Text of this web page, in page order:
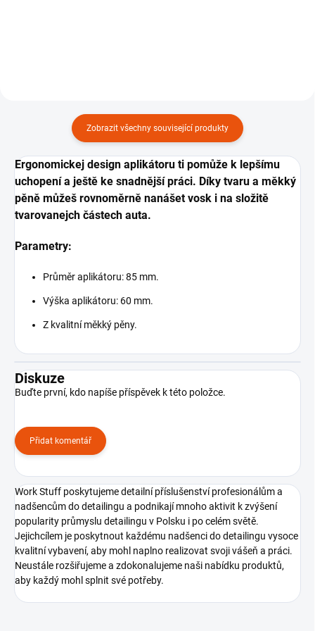
Zobrazit všechny související produkty
Ergonomickej design aplikátoru ti pomůže k lepšímu
uchopení a ještě ke snadnější práci. Díky tvaru a měkký
pěně můžeš rovnoměrně nanášet vosk i na složitě
tvarovanejch částech auta.
Parametry:
Průměr aplikátoru: 85 mm.
Výška aplikátoru: 60 mm.
Z kvalitní měkký pěny.
Diskuze
Buďte první, kdo napíše příspěvek k této položce.
Přidat komentář
Work Stuff poskytujeme detailní příslušenství profesionálům a
nadšencům do detailingu a podnikají mnoho aktivit k zvýšení
popularity průmyslu detailingu v Polsku i po celém světě.
Jejichcílem je poskytnout každému nadšenci do detailingu vysoce
kvalitní vybavení, aby mohl naplno realizovat svoji vášeň a práci.
Neustále rozšiřujeme a zdokonalujeme naši nabídku produktů,
aby každý mohl splnit své potřeby.